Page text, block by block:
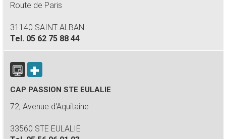
Route de Paris
31140 SAINT ALBAN
Tel. 05 62 75 88 44
CAP PASSION STE EULALIE
72, Avenue d'Aquitaine
33560 STE EULALIE